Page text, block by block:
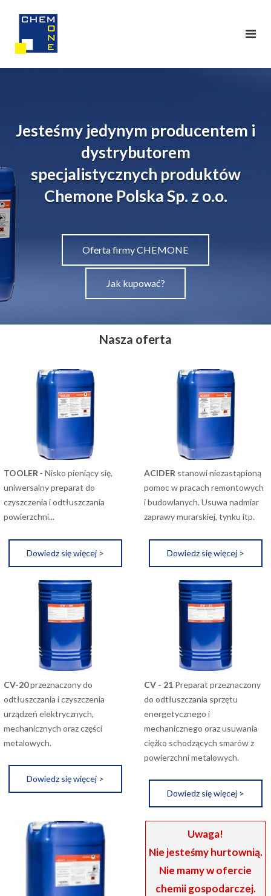
Jesteśmy jedynym producentem i
dystrybutorem
specjalistycznych produktów
Chemone Polska Sp. z o.o.
Oferta firmy CHEMONE
Jak kupować?
Nasza oferta
TOOLER - Nisko pieniący się,
uniwersalny preparat do
czyszczenia i odtłuszczania
powierzchni...
Dowiedz się więcej >
ACIDER stanowi niezastąpioną
pomoc w pracach remontowych
i budowlanych. Usuwa nadmiar
zaprawy murarskiej, tynku itp.
Dowiedz się więcej >
CV-20przeznaczony do
odtłuszczania i czyszczenia
urządzeń elektrycznych,
mechanicznych oraz części
metalowych.
Dowiedz się więcej >
CV - 21Preparat przeznaczony
do odtłuszczania sprzętu
energetycznego i
mechanicznego oraz usuwania
ciężko schodzących smarów z
powierzchni metalowych.
Dowiedz się więcej >
Uwaga!
Nie jesteśmy hurtownią.
Nie mamy w ofercie
chemii gospodarczej.